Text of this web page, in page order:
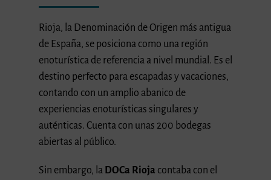
Rioja, la Denominación de Origen más antigua
de España, se posiciona como una región
enoturística de referencia a nivel mundial. Es el
destino perfecto para escapadas y vacaciones,
contando con un amplio abanico de
experiencias enoturísticas singulares y
auténticas. Cuenta con unas 200 bodegas
abiertas al público.
Sin embargo, la DOCa Rioja contaba con el